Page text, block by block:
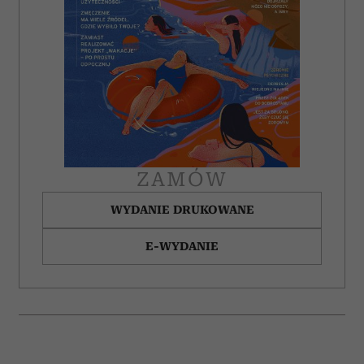
korzystasz z naszej witryny, udostępniamy partnerom
społecznościowym, reklamowym i analitycznym.
Partnerzy mogą połączyć te informacje z innymi danymi
otrzymanymi od Ciebie lub uzyskanymi podczas
korzystania z ich usług.
ZAMÓW
WYDANIE DRUKOWANE
E-WYDANIE